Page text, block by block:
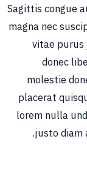
Sagittis congue
magna nec
vitae
donec
molestie
placerat
lorem nulla
justo diam